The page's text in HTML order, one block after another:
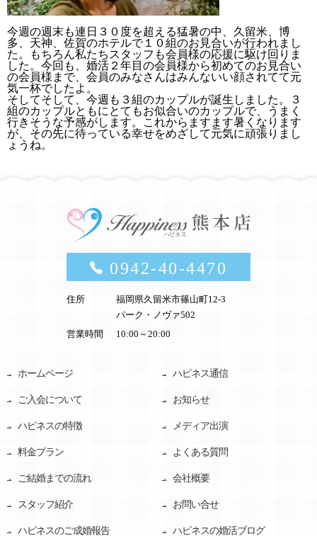
今週の週末も連日３０度を超える猛暑の中、久留米、博
多、天神、佐賀のホテルで１０組のお見合いが行われまし
た。もちろん私たちスタッフも会員様の応援に駆け回りま
した。今回も、婚活２年目の会員様から初めてのお見合い
の会員様まで、会員のみなさんはみんないい顔されてて元
気一杯でしたよ。
そしてそして、今週も３組のカップルが誕生しました。３
組のカップルともにとてもお似合いのカップルで、うまく
行きそうな予感がします。これからますます暑くなります
が、その先に待っている幸せをめざして元気に頑張りまし
ょうね。
0942-40-4470
住所
福岡県久留米市篠山町12-3
パーク・ノヴァ502
営業時間
10:00～20:00
ホームページ
ご入会について
ハピネスの特徴
料金プラン
ご結婚までの流れ
スタッフ紹介
ハピネスのご成婚報告
ハピネス通信
お知らせ
メディア出演
よくある質問
会社概要
お問い合せ
ハピネスの婚活ブログ